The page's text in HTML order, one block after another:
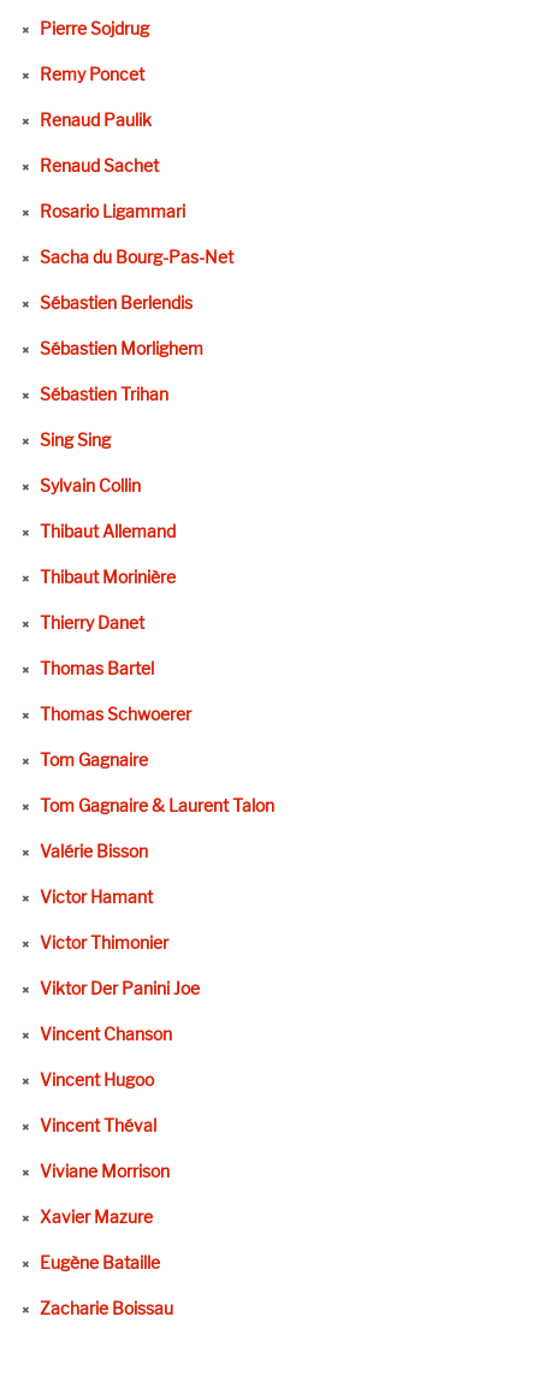
Pierre Sojdrug
Remy Poncet
Renaud Paulik
Renaud Sachet
Rosario Ligammari
Sacha du Bourg-Pas-Net
Sébastien Berlendis
Sébastien Morlighem
Sébastien Trihan
Sing Sing
Sylvain Collin
Thibaut Allemand
Thibaut Morinière
Thierry Danet
Thomas Bartel
Thomas Schwoerer
Tom Gagnaire
Tom Gagnaire & Laurent Talon
Valérie Bisson
Victor Hamant
Victor Thimonier
Viktor Der Panini Joe
Vincent Chanson
Vincent Hugoo
Vincent Théval
Viviane Morrison
Xavier Mazure
Eugène Bataille
Zacharie Boissau